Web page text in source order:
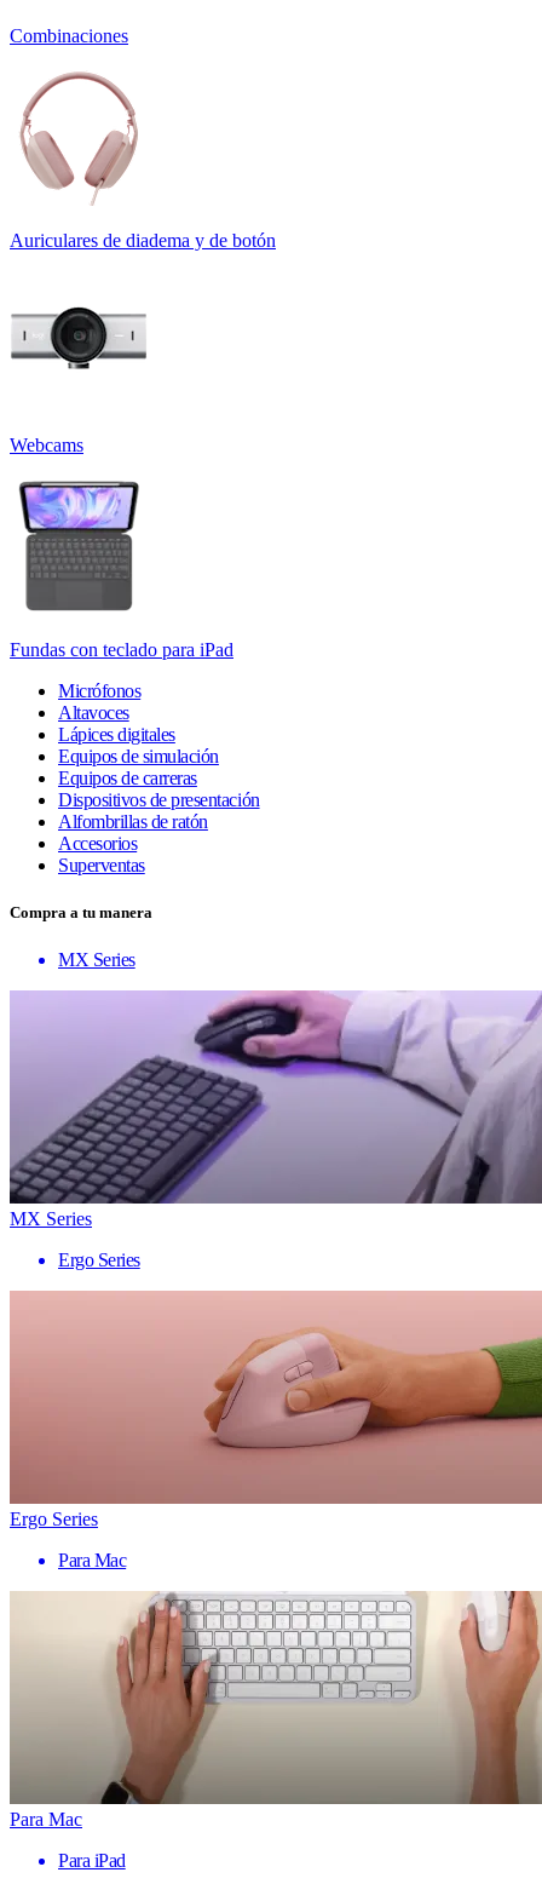
Combinaciones
Auriculares de diadema y de botón
Webcams
Fundas con teclado para iPad
Micrófonos
Altavoces
Lápices digitales
Equipos de simulación
Equipos de carreras
Dispositivos de presentación
Alfombrillas de ratón
Accesorios
Superventas
Compra a tu manera
MX Series
MX Series
Ergo Series
Ergo Series
Para Mac
Para Mac
Para iPad